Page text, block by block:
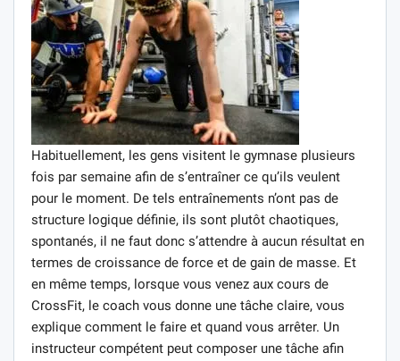
Habituellement, les gens visitent le gymnase plusieurs
fois par semaine afin de s’entraîner ce qu’ils veulent
pour le moment. De tels entraînements n’ont pas de
structure logique définie, ils sont plutôt chaotiques,
spontanés, il ne faut donc s’attendre à aucun résultat en
termes de croissance de force et de gain de masse. Et
en même temps, lorsque vous venez aux cours de
CrossFit, le coach vous donne une tâche claire, vous
explique comment le faire et quand vous arrêter. Un
instructeur compétent peut composer une tâche afin